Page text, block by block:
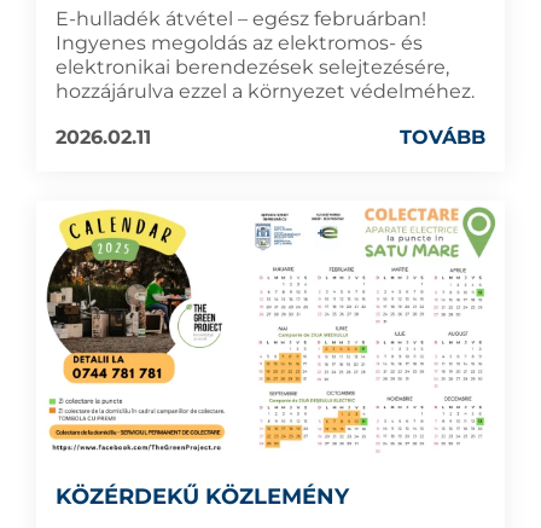
E-hulladék átvétel – egész februárban!
Ingyenes megoldás az elektromos- és
elektronikai berendezések selejtezésére,
hozzájárulva ezzel a környezet védelméhez.
2026.02.11
TOVÁBB
KÖZÉRDEKŰ KÖZLEMÉNY